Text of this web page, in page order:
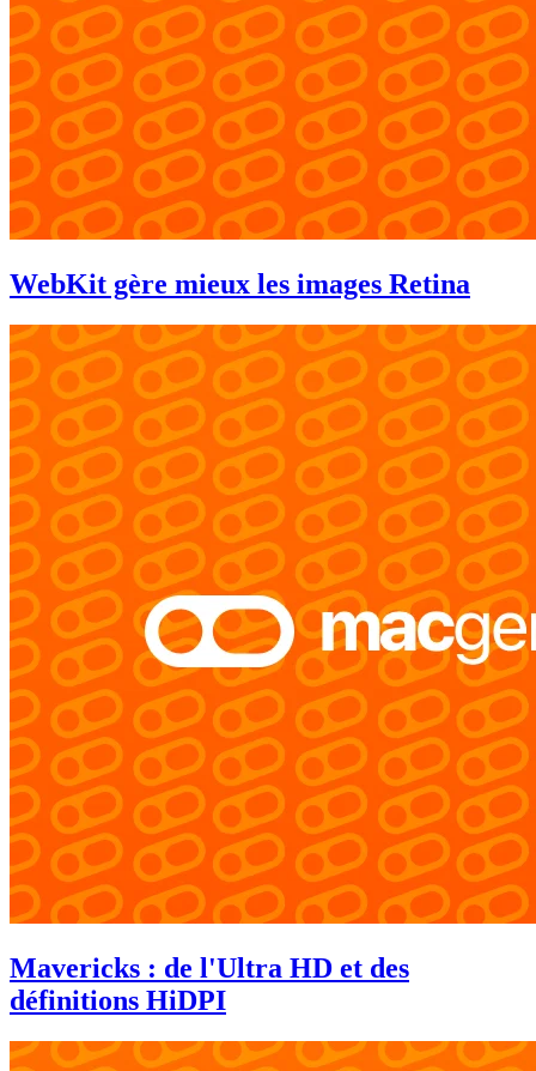
WebKit gère mieux les images Retina
Mavericks : de l'Ultra HD et des
définitions HiDPI